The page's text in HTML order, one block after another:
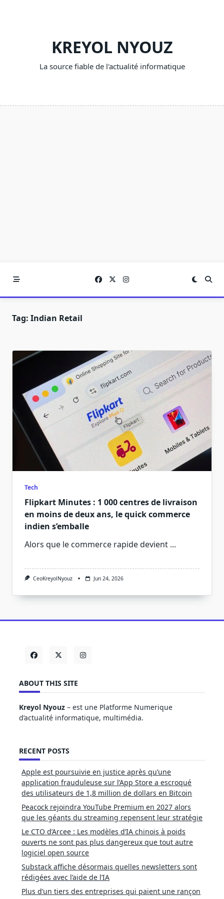
KREYOL NYOUZ
La source fiable de l'actualité informatique
Tag: Indian Retail
Tech
Flipkart Minutes : 1 000 centres de livraison
en moins de deux ans, le quick commerce
indien s’emballe
Alors que le commerce rapide devient ...
CeoKreyolNyouz Jun 24, 2026
ABOUT THIS SITE
Kreyol Nyouz – est une Platforme Numerique
d’actualité informatique, multimédia.
RECENT POSTS
Apple est poursuivie en justice après qu’une
application frauduleuse sur l’App Store a escroqué
des utilisateurs de 1,8 million de dollars en Bitcoin
Peacock rejoindra YouTube Premium en 2027 alors
que les géants du streaming repensent leur stratégie
Le CTO d’Arcee : Les modèles d’IA chinois à poids
ouverts ne sont pas plus dangereux que tout autre
logiciel open source
Substack affiche désormais quelles newsletters sont
rédigées avec l’aide de l’IA
Plus d’un tiers des entreprises qui paient une rançon